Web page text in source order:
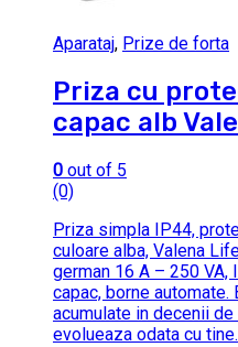
Aparataj, Prize de forta
Priza cu
capac alb
0 out of 5
(0)
Priza simpla IP44,
culoare alba, Valena
german 16 A – 250
capac, borne
acumulate in decenii
evolueaza odata cu tine.